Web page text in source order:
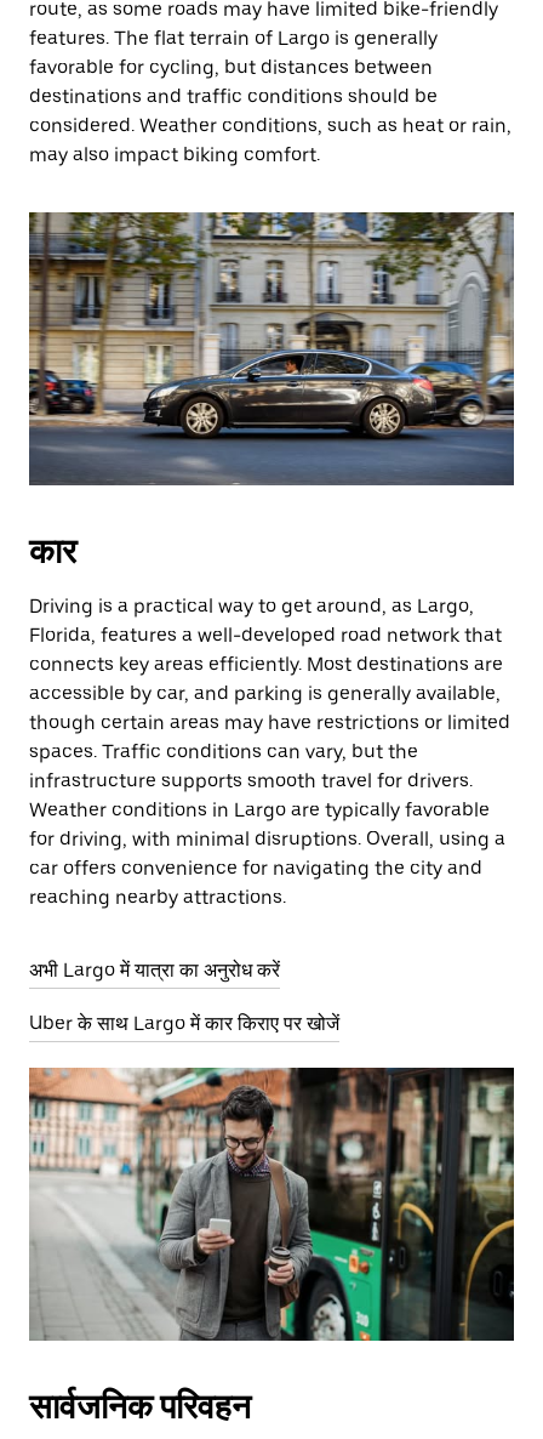
route, as some roads may have limited bike-friendly
features. The flat terrain of Largo is generally
favorable for cycling, but distances between
destinations and traffic conditions should be
considered. Weather conditions, such as heat or rain,
may also impact biking comfort.
कार
Driving is a practical way to get around, as Largo,
Florida, features a well-developed road network that
connects key areas efficiently. Most destinations are
accessible by car, and parking is generally available,
though certain areas may have restrictions or limited
spaces. Traffic conditions can vary, but the
infrastructure supports smooth travel for drivers.
Weather conditions in Largo are typically favorable
for driving, with minimal disruptions. Overall, using a
car offers convenience for navigating the city and
reaching nearby attractions.
अभी Largo में यात्रा का अनुरोध करें
Uber के साथ Largo में कार किराए पर खोजें
सार्वजनिक परिवहन